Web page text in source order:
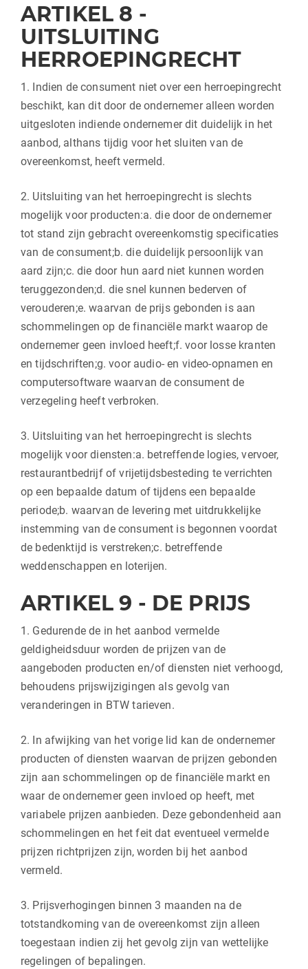
ARTIKEL 8 -
UITSLUITING
HERROEPINGRECHT
1. Indien de consument niet over een herroepingrecht
beschikt, kan dit door de ondernemer alleen worden
uitgesloten indiende ondernemer dit duidelijk in het
aanbod, althans tijdig voor het sluiten van de
overeenkomst, heeft vermeld.
2. Uitsluiting van het herroepingrecht is slechts
mogelijk voor producten:a. die door de ondernemer
tot stand zijn gebracht overeenkomstig specificaties
van de consument;b. die duidelijk persoonlijk van
aard zijn;c. die door hun aard niet kunnen worden
teruggezonden;d. die snel kunnen bederven of
verouderen;e. waarvan de prijs gebonden is aan
schommelingen op de financiële markt waarop de
ondernemer geen invloed heeft;f. voor losse kranten
en tijdschriften;g. voor audio- en video-opnamen en
computersoftware waarvan de consument de
verzegeling heeft verbroken.
3. Uitsluiting van het herroepingrecht is slechts
mogelijk voor diensten:a. betreffende logies, vervoer,
restaurantbedrijf of vrijetijdsbesteding te verrichten
op een bepaalde datum of tijdens een bepaalde
periode;b. waarvan de levering met uitdrukkelijke
instemming van de consument is begonnen voordat
de bedenktijd is verstreken;c. betreffende
weddenschappen en loterijen.
ARTIKEL 9 - DE PRIJS
1. Gedurende de in het aanbod vermelde
geldigheidsduur worden de prijzen van de
aangeboden producten en/of diensten niet verhoogd,
behoudens prijswijzigingen als gevolg van
veranderingen in BTW tarieven.
2. In afwijking van het vorige lid kan de ondernemer
producten of diensten waarvan de prijzen gebonden
zijn aan schommelingen op de financiële markt en
waar de ondernemer geen invloed op heeft, met
variabele prijzen aanbieden. Deze gebondenheid aan
schommelingen en het feit dat eventueel vermelde
prijzen richtprijzen zijn, worden bij het aanbod
vermeld.
3. Prijsverhogingen binnen 3 maanden na de
totstandkoming van de overeenkomst zijn alleen
toegestaan indien zij het gevolg zijn van wettelijke
regelingen of bepalingen.